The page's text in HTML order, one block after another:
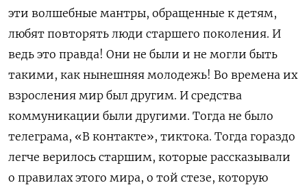
эти волшебные мантры, обращенные к детям,
любят повторять люди старшего поколения. И
ведь это правда! Они не были и не могли быть
такими, как нынешняя молодежь! Во времена их
взросления мир был другим. И средства
коммуникации были другими. Тогда не было
телеграма, «В контакте», тиктока. Тогда гораздо
легче верилось старшим, которые рассказывали
о правилах этого мира, о той стезе, которую